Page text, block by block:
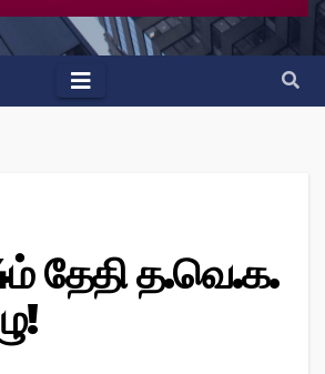
தேதி த.வெ.க.